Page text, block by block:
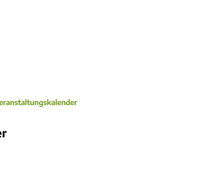
Unsere Ortsgemeinden